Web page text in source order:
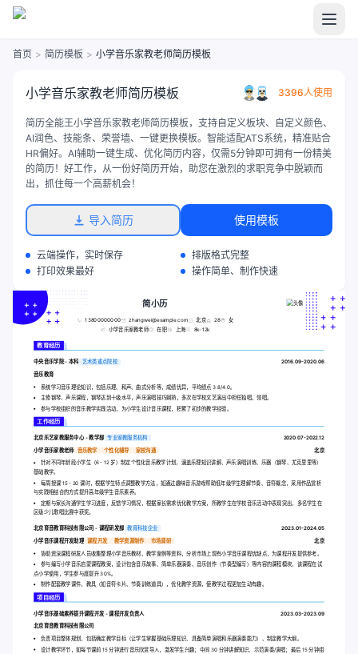
首页 > 简历模板 > 小学音乐家教老师简历模板
小学音乐家教老师简历模板 3396人使用
简历全能王小学音乐家教老师简历模板，支持自定义板块、自定义颜色、
AI润色、技能条、荣誉墙、一键更换模板。智能适配ATS系统，精准贴合
HR偏好。AI辅助一键生成、优化简历内容，仅需5分钟即可拥有一份精美
的简历！好工作，从一份好简历开始，助您在激烈的求职竞争中脱颖而
出，抓住每一个高薪机会！
导入简历 使用模板
云端操作，实时保存
排版格式完整
打印效果最好
操作简单、制作快速
简小历
13800000000 zhangwei@example.com 北京 28 女
小学音乐家教老师 在职 上海 8k-12k
教育经历
中央音乐学院 - 本科 艺术类重点院校
2016.09-2020.06
音乐教育
系统学习音乐理论知识，包括乐理、和声、曲式分析等，成绩优异，平均绩点 3.8/4.0。
主修钢琴、声乐课程，钢琴达到十级水平，声乐演唱技巧娴熟，多次在学校文艺演出中担任独唱、领唱。
参与学校组织的音乐教学实践活动，为小学生设计音乐课程，积累了初步的教学经验。
工作经历
北京乐艺家教服务中心 - 教学部 专业家教服务机构 2020.07-2022.12
小学音乐家教老师 音乐教学 个性化辅导 家校沟通 北京
针对不同年龄段小学生（6 - 12 岁）制定个性化音乐教学计划，涵盖乐理知识讲解、声乐演唱训练、乐器（钢琴、尤克里里等）
基础教学。
每周授课 15 - 20 课时，根据学生特点调整教学方法，如通过趣味音乐游戏帮助低年级学生理解节奏、音符概念，采用作品赏析
与实践相结合的方式提升高年级学生音乐素养。
定期与家长沟通学生学习进度，反馈学习情况，根据家长需求优化教学方案，所教学生在学校音乐活动中表现突出，多名学生在
区级少儿歌唱比赛中获奖。
北京育音教育科技有限公司 - 课程研发部 教育科技企业 2023.01-2024.05
小学音乐课程开发助理 课程开发 教学资源制作 市场调研 北京
协助资深课程研发人员收集整理小学音乐教材、教学案例等资料，分析市场上现有小学音乐课程优缺点，为课程开发提供参考。
参与编写小学音乐启蒙课程教案，设计包含音乐故事、简单乐器演奏、音乐创作（节奏型编写）等内容的课程模块，该课程在试
点小学使用，学生参与度提升 30%。
制作配套教学课件、教具（如音符卡片、节奏训练道具），优化教学资源，使教学过程更加生动有趣。
项目经历
小学音乐基础素养提升课程开发 - 课程开发负责人
2023.03-2023.09
北京育音教育科技有限公司
负责项目整体规划，包括确定教学目标（让学生掌握基础乐理知识、具备简单演唱和乐器演奏能力）、制定教学大纲。
设计教学环节，如每节课前 15 分钟进行音乐欣赏导入，激发学生兴趣；中间 30 分钟讲解知识、示范演奏/演唱；最后 15 分钟组